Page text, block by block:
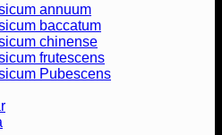
annuum
baccatum
chinense
frutescens
Pubescens